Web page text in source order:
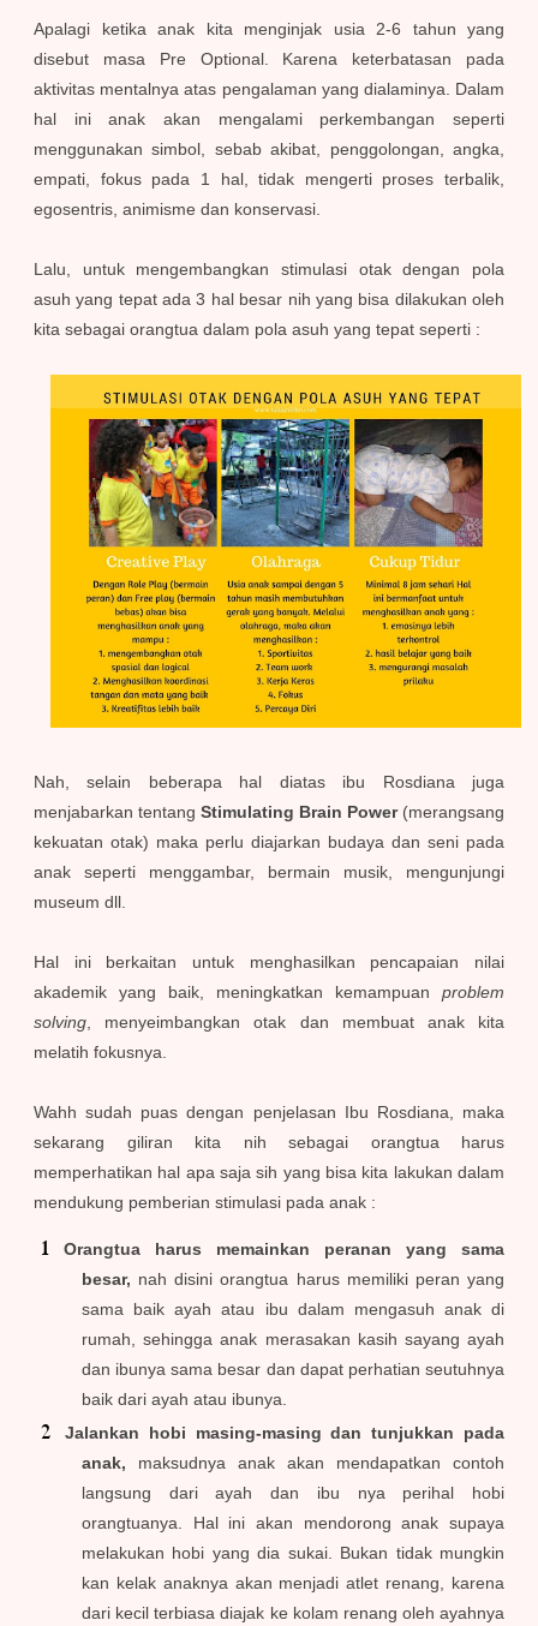
Apalagi ketika anak kita menginjak usia 2-6 tahun yang
disebut masa Pre Optional. Karena keterbatasan pada
aktivitas mentalnya atas pengalaman yang dialaminya. Dalam
hal ini anak akan mengalami perkembangan seperti
menggunakan simbol, sebab akibat, penggolongan, angka,
empati, fokus pada 1 hal, tidak mengerti proses terbalik,
egosentris, animisme dan konservasi.
Lalu, untuk mengembangkan stimulasi otak dengan pola
asuh yang tepat ada 3 hal besar nih yang bisa dilakukan oleh
kita sebagai orangtua dalam pola asuh yang tepat seperti :
Nah, selain beberapa hal diatas ibu Rosdiana juga
menjabarkan tentang Stimulating Brain Power(merangsang
kekuatan otak) maka perlu diajarkan budaya dan seni pada
anak seperti menggambar, bermain musik, mengunjungi
museum dll.
Hal ini berkaitan untuk menghasilkan pencapaian nilai
akademik yang baik, meningkatkan kemampuan problem
solving , menyeimbangkan otak dan membuat anak kita
melatih fokusnya.
Wahh sudah puas dengan penjelasan Ibu Rosdiana, maka
sekarang giliran kita nih sebagai orangtua harus
memperhatikan hal apa saja sih yang bisa kita lakukan dalam
mendukung pemberian stimulasi pada anak :
Orangtua harus memainkan peranan yang sama
besar, nah disini orangtua harus memiliki peran yang
sama baik ayah atau ibu dalam mengasuh anak di
rumah, sehingga anak merasakan kasih sayang ayah
dan ibunya sama besar dan dapat perhatian seutuhnya
baik dari ayah atau ibunya.
Jalankan hobi masing-masing dan tunjukkan pada
anak, maksudnya anak akan mendapatkan contoh
langsung dari ayah dan ibu nya perihal hobi
orangtuanya. Hal ini akan mendorong anak supaya
melakukan hobi yang dia sukai. Bukan tidak mungkin
kan kelak anaknya akan menjadi atlet renang, karena
dari kecil terbiasa diajak ke kolam renang oleh ayahnya